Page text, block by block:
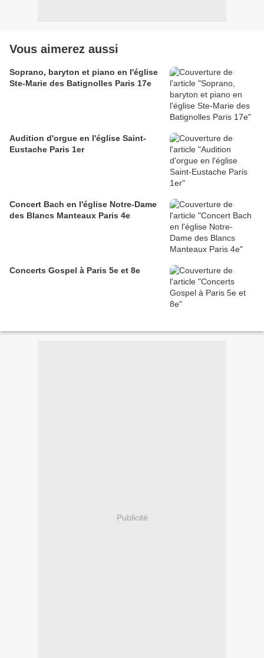
Vous aimerez aussi
Soprano, baryton et piano en l'église
Ste-Marie des Batignolles Paris 17e
Audition d'orgue en l'église Saint-
Eustache Paris 1er
Concert Bach en l'église Notre-Dame
des Blancs Manteaux Paris 4e
Concerts Gospel à Paris 5e et 8e
Publicité